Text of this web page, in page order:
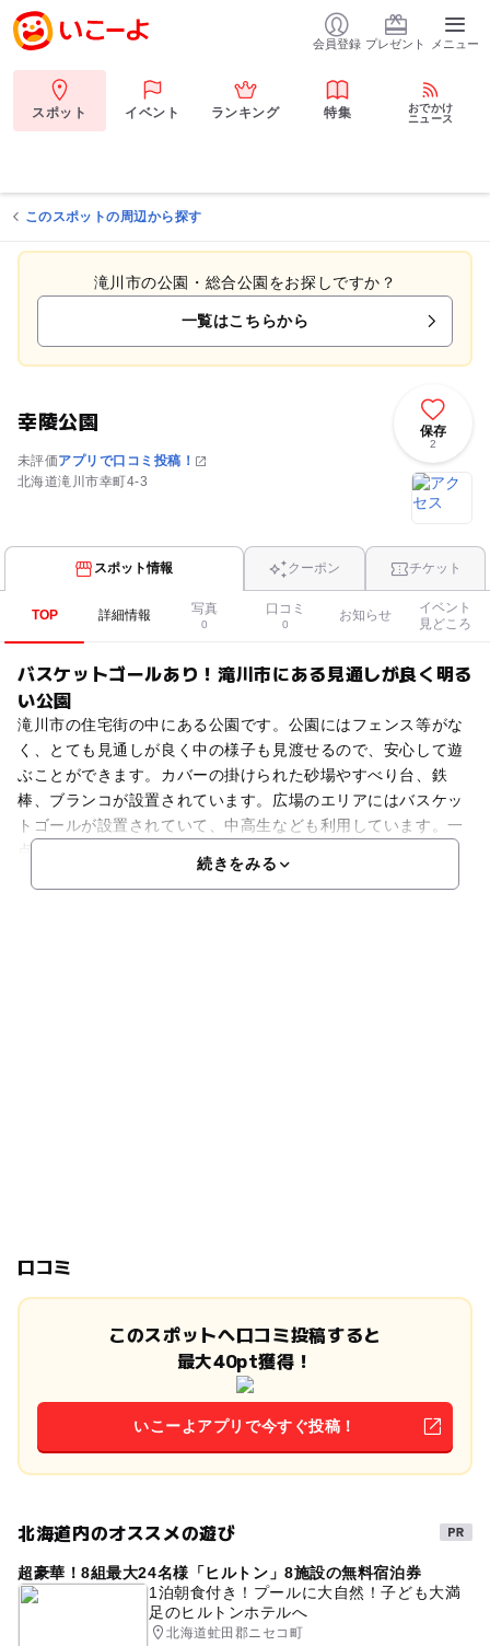
会員登録 プレゼント メニュー
スポット イベント ランキング 特集
おでかけ
ニュース
このスポットの周辺から探す
滝川市の公園・総合公園をお探しですか？
一覧はこちらから
幸陵公園
未評価アプリで口コミ投稿！
北海道滝川市幸町4-3
保存
2
スポット情報 クーポン チケット
TOP 詳細情報 写真
0
口コミ
0
お知らせ
イベント
見どころ
バスケットゴールあり！滝川市にある見通しが良く明る
い公園
滝川市の住宅街の中にある公園です。公園にはフェンス等がな
く、とても見通しが良く中の様子も見渡せるので、安心して遊
ぶことができます。カバーの掛けられた砂場やすべり台、鉄
棒、ブランコが設置されています。広場のエリアにはバスケッ
トゴールが設置されていて、中高生なども利用しています。一
点
続きをみる
口コミ
このスポットへ口コミ投稿すると
最大40pt獲得！
いこーよアプリで今すぐ投稿！
北海道内のオススメの遊び
超豪華！8組最大24名様「ヒルトン」8施設の無料宿泊券
1泊朝食付き！プールに大自然！子ども大満
足のヒルトンホテルへ
北海道虻田郡ニセコ町